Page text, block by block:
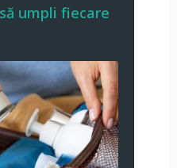
umpli fiecare